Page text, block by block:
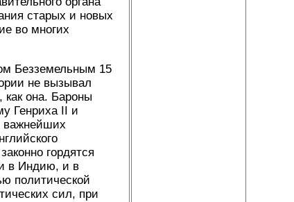
старых и новых
во многих
Безземельным 15
не вызывал
как она. Бароны
Генриха II и
важнейших
гордятся
в Индию, и в
политической
сил, при